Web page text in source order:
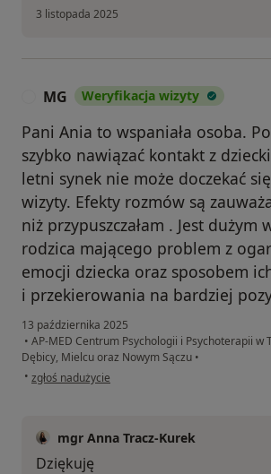
3 listopada 2025
MG Weryfikacja wizyty
Pani Ania to wspaniała osoba.
szybko nawiązać kontakt z
letni synek nie może doczekać
wizyty. Efekty rozmów są
niż przypuszczałam . Jest dużym
rodzica mającego problem z
emocji dziecka oraz sposobem
i przekierowania na bardziej
13 października 2025
• AP-MED Centrum Psychologii i Psychoterapii w
Dębicy, Mielcu oraz Nowym Sączu •
• w opinii użytkownika MG
zgłoś nadużycie
mgr Anna Tracz-Kurek
Dziękuję